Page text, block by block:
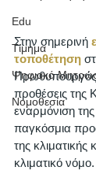
Edu
Τίμημα
Ψηφιακό
Νομοθεσία
Στην σημερινή
τοποθέτηση
Πρωθυπουργός
προθέσεις της
εναρμόνιση
παγκόσμια
της κλιματικής
κλιματικό νόμο.